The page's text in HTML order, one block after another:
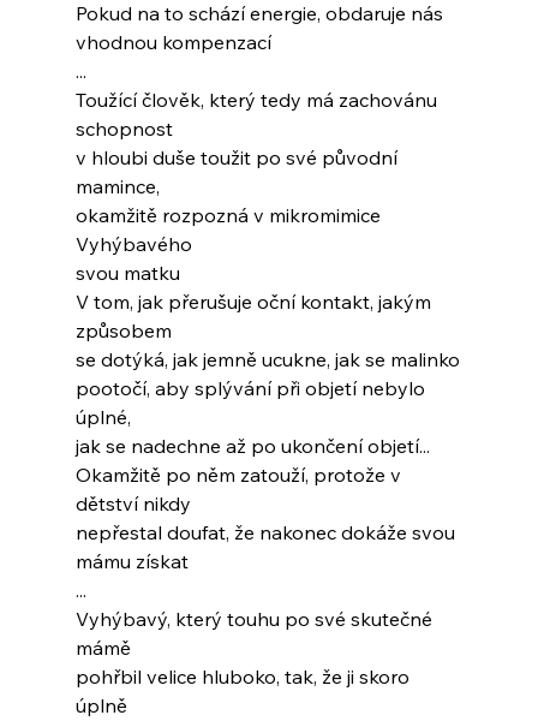
Pokud na to schází energie, obdaruje nás
vhodnou kompenzací
...
Toužící člověk, který tedy má zachovánu
schopnost
v hloubi duše toužit po své původní
mamince,
okamžitě rozpozná v mikromimice
Vyhýbavého
svou matku
V tom, jak přerušuje oční kontakt, jakým
způsobem
se dotýká, jak jemně ucukne, jak se malinko
pootočí, aby splývání při objetí nebylo
úplné,
jak se nadechne až po ukončení objetí...
Okamžitě po něm zatouží, protože v
dětství nikdy
nepřestal doufat, že nakonec dokáže svou
mámu získat
...
Vyhýbavý, který touhu po své skutečné
mámě
pohřbil velice hluboko, tak, že ji skoro
úplně